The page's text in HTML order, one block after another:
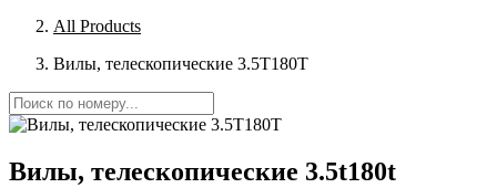
All Products
Вилы, телескопические 3.5T180T
Вилы, телескопические 3.5t180t